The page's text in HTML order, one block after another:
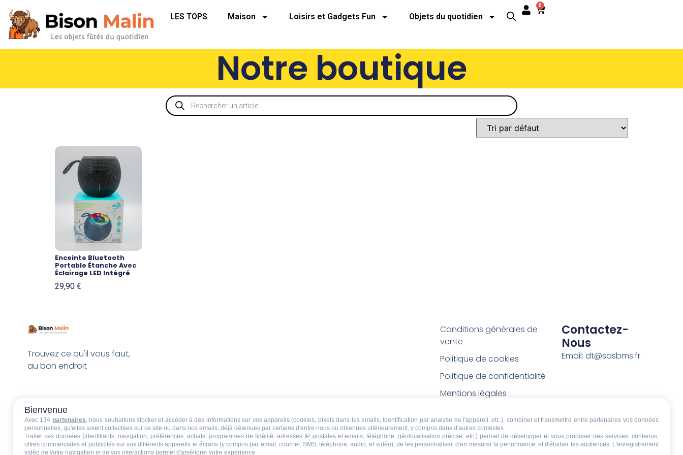
LES TOPS Maison Loisirs et Gadgets Fun Objets du quotidien
0
Notre boutique
Enceinte Bluetooth
Portable Étanche Avec
Éclairage LED Intégré
29,90 €
Trouvez ce qu'il vous faut,
au bon endroit
Conditions générales de
vente
Politique de cookies
Politique de confidentialité
Mentions légales
remboursement
Droit de rétractation
Contactez-
Nous
Email: dt@sasbms.fr
Bienvenue
Avec 134 partenaires, nous souhaitons stocker et accéder à des informations sur vos appareils (cookies, pixels dans les emails, identification par analyse de l'appareil, etc.), combiner et transmettre entre partenaires vos données
personnelles, qu'elles soient collectées sur ce site ou dans nos emails, déjà détenues par certains d'entre nous ou obtenues ultérieurement, y compris dans d'autres contextes.
Traiter ces données (identifiants, navigation, préférences, achats, programmes de fidélité, adresses IP, postales et emails, téléphone, géolocalisation précise, etc.) permet de développer et vous proposer des services, contenus,
offres commerciales et publicités sur vos différents appareils et écrans (y compris par email, courrier, SMS, téléphone, audio, et vidéo), de les personnaliser, d'en mesurer la performance, et d'étudier les audiences. L'enregistrement
vidéo de votre navigation et de vos interactions permet d'améliorer votre expérience.